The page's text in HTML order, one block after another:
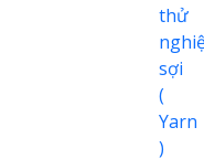
thử
sợi
(
Yarn
)